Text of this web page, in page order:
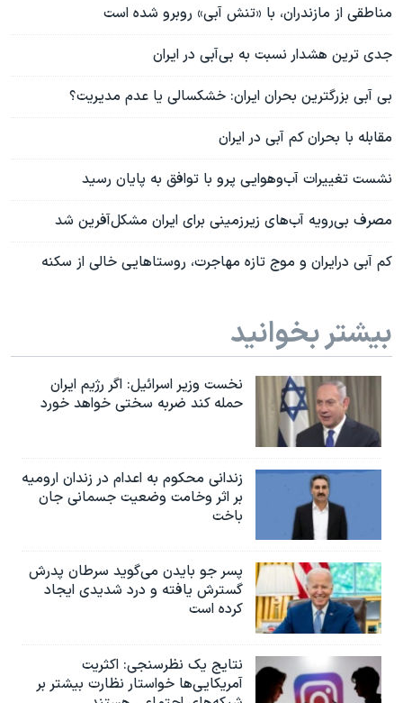
مناطقی از مازندران، با «تنش آبی» روبرو شده است
جدی ترین هشدار نسبت به بی‌آبی در ایران
بی آبی بزرگترین بحران ایران: خشکسالی یا عدم مدیریت؟
مقابله با بحران کم آبی در ایران
نشست تغييرات آب‌وهوايی پرو با توافق به پايان رسيد
مصرف بی‌رویه آب‌های زیرزمینی برای ایران مشکل‌آفرین شد
کم آبی درایران و موج تازه مهاجرت، روستاهایی خالی از سکنه
بیشتر بخوانید
نخست وزیر اسرائيل: اگر رژیم ایران
حمله کند ضربه سختی خواهد خورد
زندانی محکوم به اعدام در زندان ارومیه
بر اثر وخامت وضعیت جسمانی جان
باخت
پسر جو بایدن می‌گوید سرطان پدرش
گسترش یافته و درد شدیدی ایجاد
کرده است
نتایج یک نظرسنجی: اکثریت
آمریکایی‌ها خواستار نظارت بیشتر بر